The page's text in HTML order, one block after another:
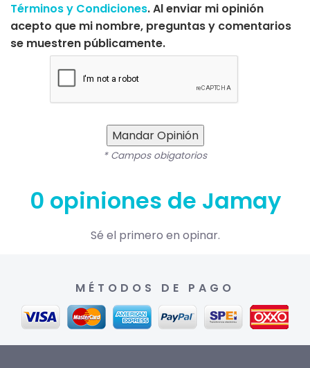
Términos y Condiciones. Al enviar mi opinión
acepto que mi nombre, preguntas y comentarios
se muestren públicamente.
Mandar Opinión
* Campos obigatorios
0 opiniones de Jamay
Sé el primero en opinar.
MÉTODOS DE PAGO